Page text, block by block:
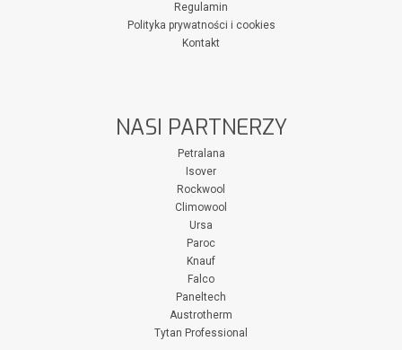
Regulamin
Polityka prywatności i cookies
Kontakt
NASI PARTNERZY
Petralana
Isover
Rockwool
Climowool
Ursa
Paroc
Knauf
Falco
Paneltech
Austrotherm
Tytan Professional